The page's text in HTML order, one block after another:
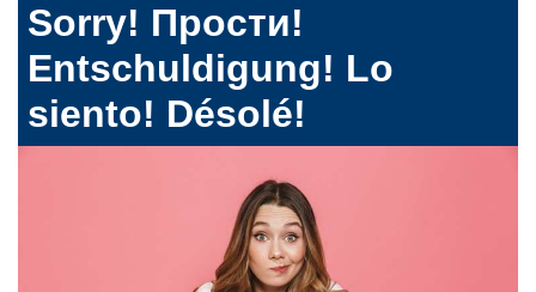
Sorry! Прости!
Entschuldigung! Lo
siento! Désolé!